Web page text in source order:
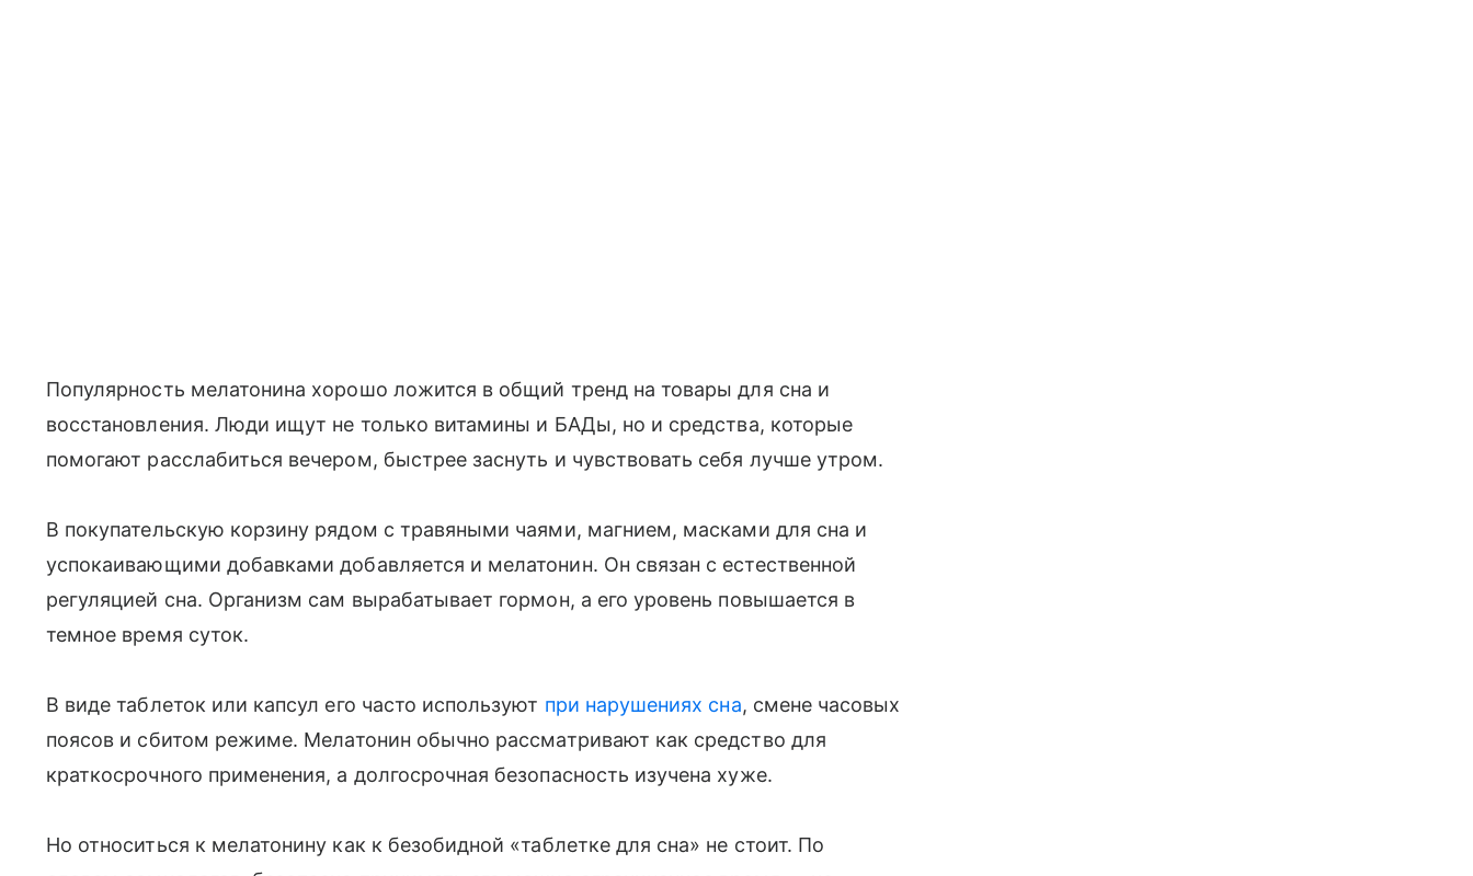
Популярность мелатонина хорошо ложится в общий тренд на товары для сна и
восстановления. Люди ищут не только витамины и БАДы, но и средства, которые
помогают расслабиться вечером, быстрее заснуть и чувствовать себя лучше утром.
В покупательскую корзину рядом с травяными чаями, магнием, масками для сна и
успокаивающими добавками добавляется и мелатонин. Он связан с естественной
регуляцией сна. Организм сам вырабатывает гормон, а его уровень повышается в
темное время суток.
В виде таблеток или капсул его часто используют при нарушениях сна, смене часовых
поясов и сбитом режиме. Мелатонин обычно рассматривают как средство для
краткосрочного применения, а долгосрочная безопасность изучена хуже.
Но относиться к мелатонину как к безобидной «таблетке для сна» не стоит. По